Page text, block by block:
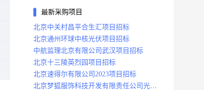
最新采购项目
北京中关村昌平合生汇项目招标
北京通州环球中核光伏项目招标
中航监理北京有限公司武汉项目招标
北京十三陵英烈园项目招标
北京速得尔有限公司2023项目招标
北京梦狐服饰科技开发有限责任公司光绿